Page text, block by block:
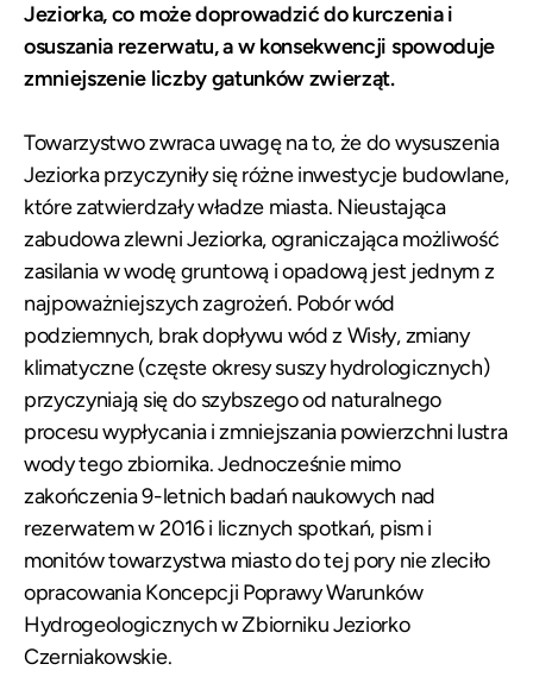
Jeziorka, co może doprowadzić do kurczenia i
osuszania rezerwatu, a w konsekwencji spowoduje
zmniejszenie liczby gatunków zwierząt.
Towarzystwo zwraca uwagę na to, że do wysuszenia
Jeziorka przyczyniły się różne inwestycje budowlane,
które zatwierdzały władze miasta. Nieustająca
zabudowa zlewni Jeziorka, ograniczająca możliwość
zasilania w wodę gruntową i opadową jest jednym z
najpoważniejszych zagrożeń. Pobór wód
podziemnych, brak dopływu wód z Wisły, zmiany
klimatyczne (częste okresy suszy hydrologicznych)
przyczyniają się do szybszego od naturalnego
procesu wypłycania i zmniejszania powierzchni lustra
wody tego zbiornika. Jednocześnie mimo
zakończenia 9-letnich badań naukowych nad
rezerwatem w 2016 i licznych spotkań, pism i
monitów towarzystwa miasto do tej pory nie zleciło
opracowania Koncepcji Poprawy Warunków
Hydrogeologicznych w Zbiorniku Jeziorko
Czerniakowskie.